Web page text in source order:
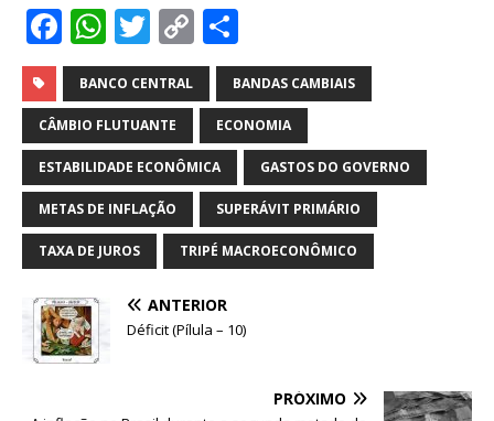
F
a
c
e
b
o
o
k
W
h
at
s
A
p
p
T
w
it
te
r
C
o
p
y
Li
n
k
h
ar
e
BANCO CENTRAL BANDAS CAMBIAIS
CÂMBIO FLUTUANTE ECONOMIA
ESTABILIDADE ECONÔMICA GASTOS DO GOVERNO
METAS DE INFLAÇÃO SUPERÁVIT PRIMÁRIO
TAXA DE JUROS TRIPÉ MACROECONÔMICO
ANTERIOR
Déficit (Pílula – 10)
PRÓXIMO